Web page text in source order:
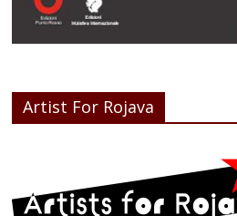
Artist For Rojava